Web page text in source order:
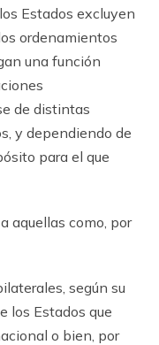
Estados excluyen
ordenamientos
una función
de distintas
y dependiendo de
para el que
aquellas como, por
según su
los Estados que
o bien, por